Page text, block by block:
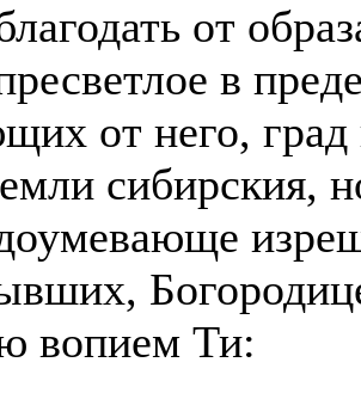
от
в
от него,
сибирския,
вопием Ти: